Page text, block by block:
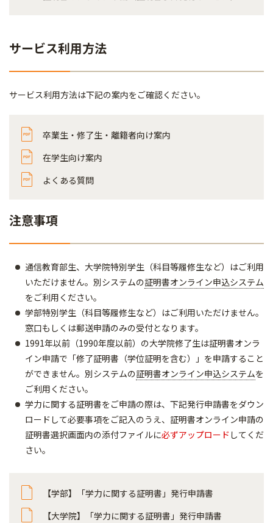
サービス利用方法
サービス利用方法は下記の案内をご確認ください。
卒業生・修了生・離籍者向け案内
在学生向け案内
よくある質問
注意事項
通信教育部生、大学院特別学生（科目等履修生など）はご利用
いただけません。別システムの証明書オンライン申込システム
をご利用ください。
学部特別学生（科目等履修生など）はご利用いただけません。
窓口もしくは郵送申請のみの受付となります。
1991年以前（1990年度以前）の大学院修了生は証明書オンラ
イン申請で「修了証明書（学位証明を含む）」を申請すること
ができません。別システムの証明書オンライン申込システムを
ご利用ください。
学力に関する証明書をご申請の際は、下記発行申請書をダウン
ロードして必要事項をご記入のうえ、証明書オンライン申請の
証明書選択画面内の添付ファイルに必ずアップロード してくだ
さい。
【学部】「学力に関する証明書」発行申請書
【大学院】「学力に関する証明書」発行申請書